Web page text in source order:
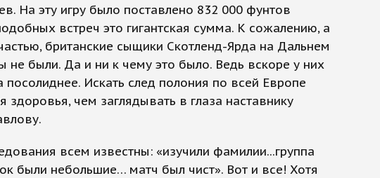
На эту игру было поставлено 832 000 фунтов
встреч это гигантская сумма. К сожалению, а
британские сыщики Скотленд-Ярда на Дальнем
не были. Да и ни к чему это было. Ведь вскоре у них
посолиднее. Искать след полония по всей Европе
здоровья, чем заглядывать в глаза наставнику
всем известны: «изучили фамилии...группа
были небольшие… матч был чист». Вот и все! Хотя